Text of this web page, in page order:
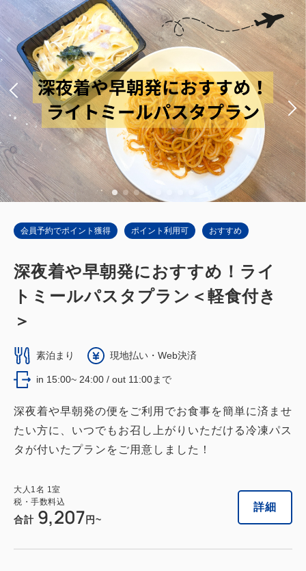
会員予約でポイント獲得 ポイント利用可 おすすめ
深夜着や早朝発におすすめ！ライ
トミールパスタプラン＜軽食付き
＞
素泊まり 現地払い・Web決済
in 15:00~ 24:00 / out 11:00まで
深夜着や早朝発の便をご利用でお食事を簡単に済ませ
たい方に、いつでもお召し上がりいただける冷凍パス
タが付いたプランをご用意しました！
大人 1 名 1 室
税・手数料込
合計 9,207 円~
詳細